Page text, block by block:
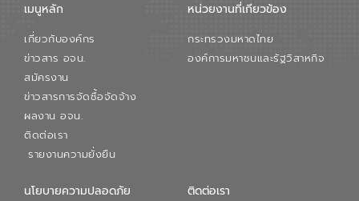
เมนูหลัก
เกี่ยวกับองค์กร
ข่าวสาร อจน.
สมัครงาน
ข่าวสารการจัดซื้อจัดจ้าง
ผลงาน อจน.
ติดต่อเรา
รายงานความยั่งยืน
หน่วยงานที่เกียวข้อง
กระทรวงมหาดไทย
องค์การมหาชนและรัฐวิสาหกิจ
นโยบายความปลอดภัย ติดต่อเรา